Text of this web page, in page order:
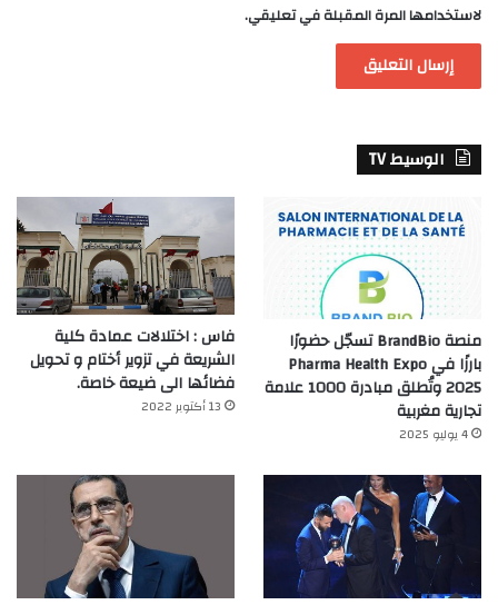
لاستخدامها المرة المقبلة في تعليقي.
الوسيط TV
منصة BrandBio تسجّل حضورًا
بارزًا في Pharma Health Expo
2025 وتُطلق مبادرة 1000 علامة
تجارية مغربية
4 يوليو 2025
فاس : اختلالات عمادة كلية
الشريعة في تزوير أختام و تحويل
فضائها الى ضيعة خاصة.
13 أكتوبر 2022